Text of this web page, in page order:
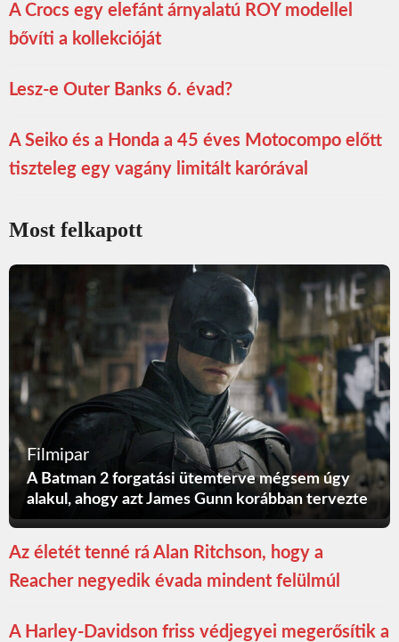
A Crocs egy elefánt árnyalatú ROY modellel
bővíti a kollekcióját
Lesz-e Outer Banks 6. évad?
A Seiko és a Honda a 45 éves Motocompo előtt
tiszteleg egy vagány limitált karórával
Most felkapott
Filmipar
A Batman 2 forgatási ütemterve mégsem úgy
alakul, ahogy azt James Gunn korábban tervezte
Az életét tenné rá Alan Ritchson, hogy a
Reacher negyedik évada mindent felülmúl
A Harley-Davidson friss védjegyei megerősítik a